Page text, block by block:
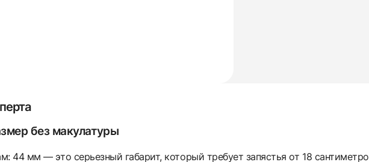
без макулатуры
44 мм — это серьезный габарит, который требует запястья от 18